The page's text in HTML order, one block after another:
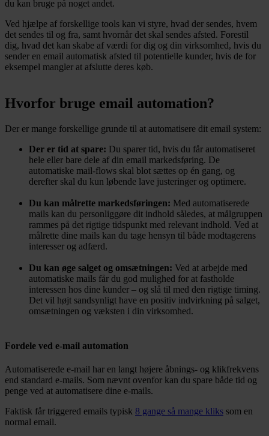
du kan bruge på noget andet.
Ved hjælpe af forskellige tools kan vi styre, hvad der sendes, hvem
det sendes til og fra, samt hvornår det skal sendes afsted. Forestil
dig, hvad det kan skabe af værdi for dig og din virksomhed, hvis du
sender en email automatisk afsted til potentielle kunder, hvis de for
eksempel mangler at afslutte deres køb.
Hvorfor bruge email automation?
Der er mange forskellige grunde til at automatisere dit email system:
Der er tid at spare: Du sparer tid, hvis du får automatiseret
hele eller bare dele af din email markedsføring. De
automatiske mail-flows skal blot sættes op én gang, og
derefter skal du kun løbende lave justeringer og optimere.
Du kan målrette markedsføringen: Med automatiserede
mails kan du personliggøre dit indhold således, at målgruppen
rammes på det rigtige tidspunkt med relevant indhold. Ved at
målrette dine mails kan du tage hensyn til både modtagerens
interesser og adfærd.
Du kan øge salget og omsætningen: Ved at arbejde med
automatiske mails får du god mulighed for at fastholde
interessen hos dine kunder – og slå til med den rigtige timing.
Det vil højt sandsynligt have en positiv indvirkning på salget,
omsætningen og væksten i din virksomhed.
Fordele ved e-mail automation
Automatiserede e-mail har en langt højere åbnings- og klikfrekvens
end standard e-mails. Som nævnt ovenfor kan du spare både tid og
penge ved at automatisere dine e-mails.
Faktisk får triggered emails typisk 8 gange så mange kliks som en
normal email.